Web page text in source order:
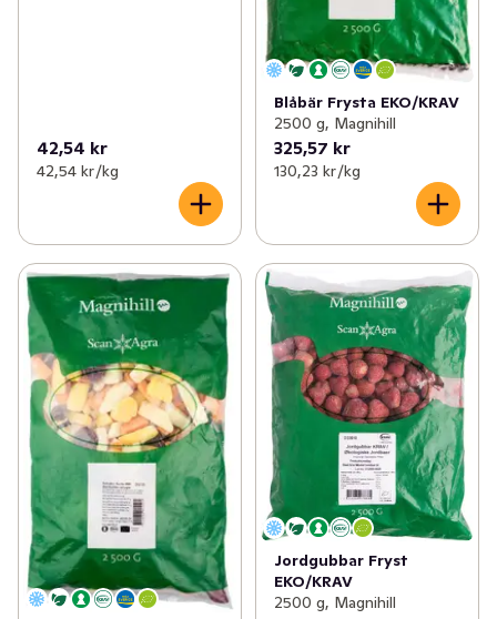
42,54 kr
42,54 kr /kg
Blåbär Frysta EKO/KRAV
2500 g, Magnihill
325,57 kr
130,23 kr /kg
Jordgubbar Fryst
EKO/KRAV
2500 g, Magnihill